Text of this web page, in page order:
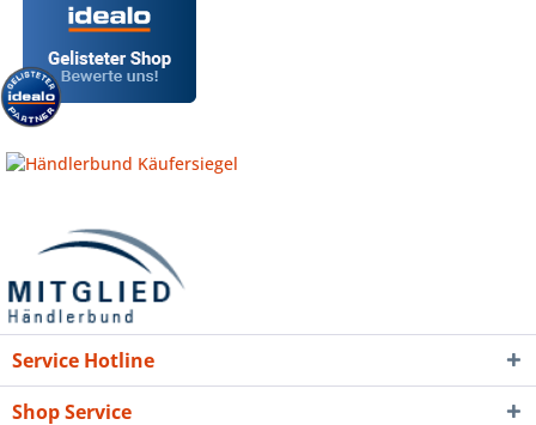
Service Hotline
Shop Service